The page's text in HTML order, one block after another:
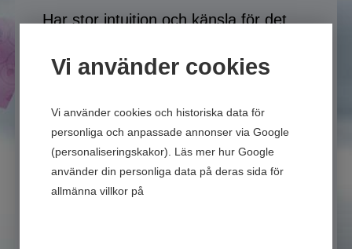
Vi använder cookies
Vi använder cookies och historiska data för
personliga och anpassade annonser via Google
(personaliseringskakor). Läs mer hur Google
använder din personliga data på deras sida för
allmänna villkor på
Har stor intuition och känsla för det
gärna och ger ärliga svar.
men självklart svarar jag på övriga
frågor.Har du några funderingar över
livet eller behöver du vägledning så är